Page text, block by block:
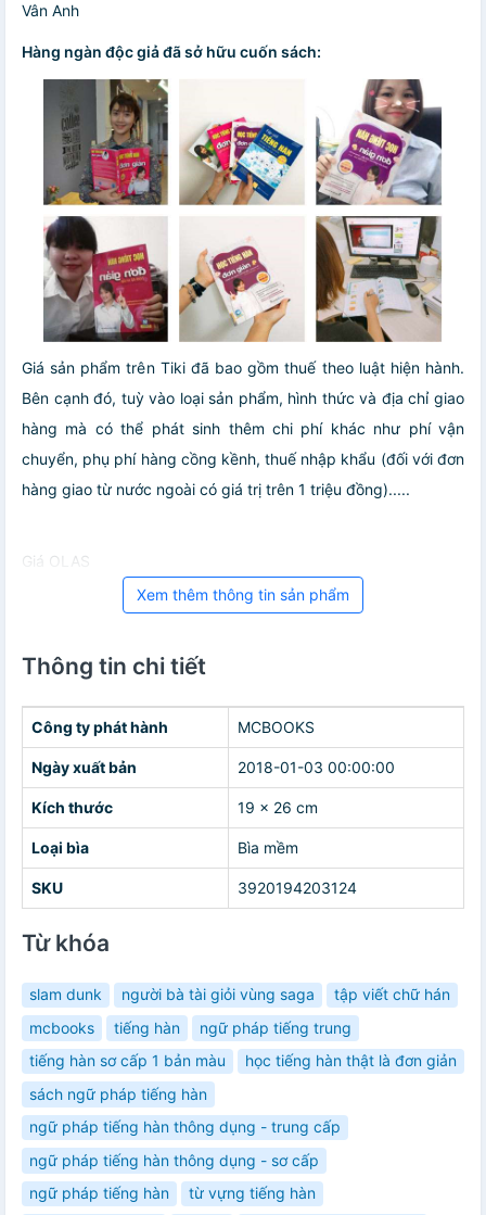
Vân Anh
Hàng ngàn độc giả đã sở hữu cuốn sách:
Giá sản phẩm trên Tiki đã bao gồm thuế theo luật hiện hành.
Bên cạnh đó, tuỳ vào loại sản phẩm, hình thức và địa chỉ giao
hàng mà có thể phát sinh thêm chi phí khác như phí vận
chuyển, phụ phí hàng cồng kềnh, thuế nhập khẩu (đối với đơn
hàng giao từ nước ngoài có giá trị trên 1 triệu đồng).....
Giá OLAS
Xem thêm thông tin sản phẩm
Thông tin chi tiết
Công ty phát hành MCBOOKS
Ngày xuất bản 2018-01-03 00:00:00
Kích thước 19 x 26 cm
Loại bìa Bìa mềm
SKU 3920194203124
Từ khóa
slam dunk người bà tài giỏi vùng saga
tập viết chữ hán
mcbooks
tiếng hàn
ngữ pháp tiếng trung
tiếng hàn sơ cấp 1 bản màu
học tiếng hàn thật là đơn giản
sách ngữ pháp tiếng hàn
ngữ pháp tiếng hàn thông dụng - trung cấp
ngữ pháp tiếng hàn thông dụng - sơ cấp
ngữ pháp tiếng hàn
từ vựng tiếng hàn